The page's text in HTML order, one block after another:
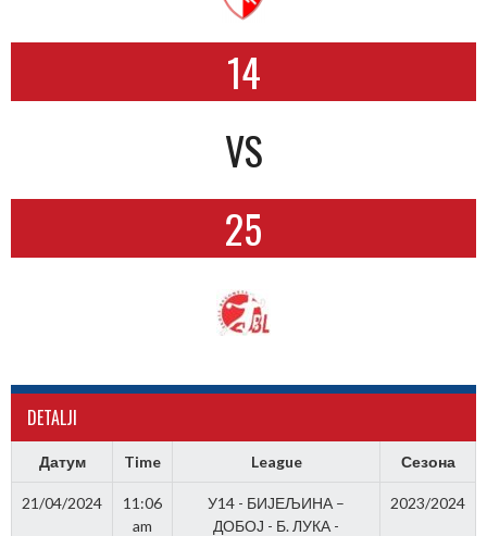
14
VS
25
DETALJI
Датум Time League Сезона
21/04/2024
11:06
am
У14 - БИЈЕЉИНА –
ДОБОЈ - Б. ЛУКА -
2023/2024